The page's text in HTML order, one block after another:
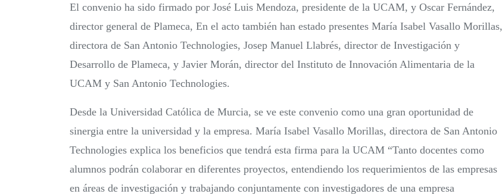
El convenio ha sido firmado por José Luis Mendoza, presidente de la UCAM, y Oscar Fernández,
director general de Plameca, En el acto también han estado presentes María Isabel Vasallo Morillas,
directora de San Antonio Technologies, Josep Manuel Llabrés, director de Investigación y
Desarrollo de Plameca, y Javier Morán, director del Instituto de Innovación Alimentaria de la
UCAM y San Antonio Technologies.
Desde la Universidad Católica de Murcia, se ve este convenio como una gran oportunidad de
sinergia entre la universidad y la empresa. María Isabel Vasallo Morillas, directora de San Antonio
Technologies explica los beneficios que tendrá esta firma para la UCAM “Tanto docentes como
alumnos podrán colaborar en diferentes proyectos, entendiendo los requerimientos de las empresas
en áreas de investigación y trabajando conjuntamente con investigadores de una empresa